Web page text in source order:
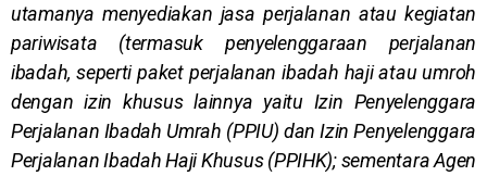
utamanya menyediakan jasa perjalanan atau kegiatan
pariwisata (termasuk penyelenggaraan perjalanan
ibadah, seperti paket perjalanan ibadah haji atau umroh
dengan izin khusus lainnya yaitu Izin Penyelenggara
Perjalanan Ibadah Umrah (PPIU) dan Izin Penyelenggara
Perjalanan Ibadah Haji Khusus (PPIHK); sementara Agen